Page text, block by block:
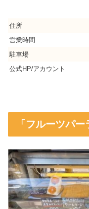
住所
営業時間
駐車場
公式HP/アカウント
「フルーツパ